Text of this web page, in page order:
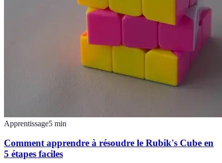
Apprentissage5 min
Comment apprendre à résoudre le Rubik's Cube en
5 étapes faciles